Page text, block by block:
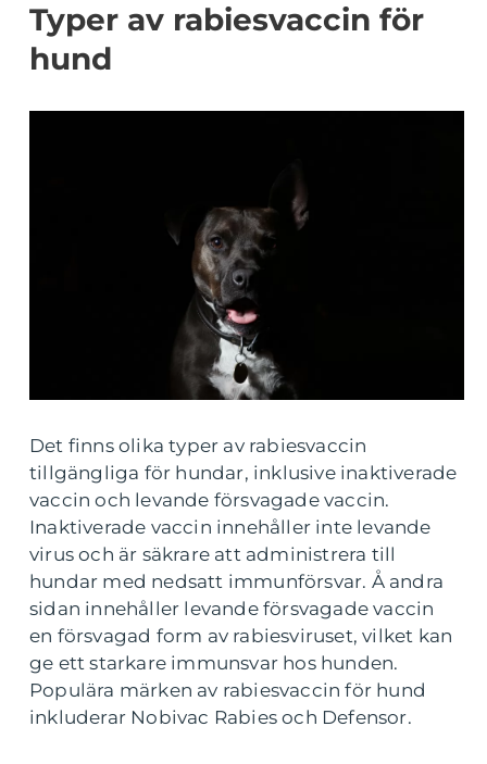
Typer av rabiesvaccin för
hund
Det finns olika typer av rabiesvaccin
tillgängliga för hundar, inklusive inaktiverade
vaccin och levande försvagade vaccin.
Inaktiverade vaccin innehåller inte levande
virus och är säkrare att administrera till
hundar med nedsatt immunförsvar. Å andra
sidan innehåller levande försvagade vaccin
en försvagad form av rabiesviruset, vilket kan
ge ett starkare immunsvar hos hunden.
Populära märken av rabiesvaccin för hund
inkluderar Nobivac Rabies och Defensor.